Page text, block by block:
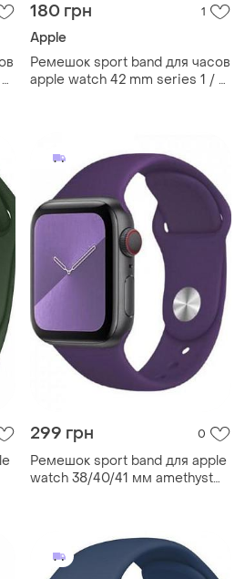
180 грн 1
Apple
Ремешок sport band для часов
apple watch 42 mm series 1 / 2
299 грн 0
Ремешок sport band для apple
watch 38/40/41 мм amethyst